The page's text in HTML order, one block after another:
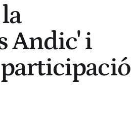
Andic' i